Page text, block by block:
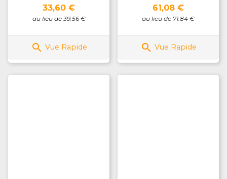
Prix
33,60 €
au lieu de 39.56 €
 Vue Rapide
Prix
61,08 €
au lieu de 71.84 €
 Vue Rapide